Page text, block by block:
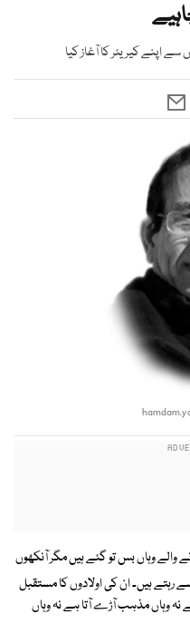
اپنے کیریئر کا آغاز کیا
والے وہاں بس تو گئے ہیں مگر آنکھوں
ہیں۔ ان کی اولادوں کا مستقبل
نہ وہاں مذہب آڑے آتا ہے نہ وہاں